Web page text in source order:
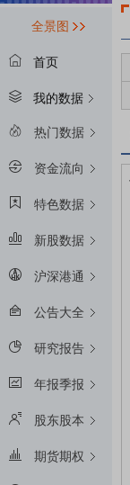
全景图
首页
我的数据
热门数据
资金流向
特色数据
新股数据
沪深港通
公告大全
研究报告
年报季报
股东股本
期货期权